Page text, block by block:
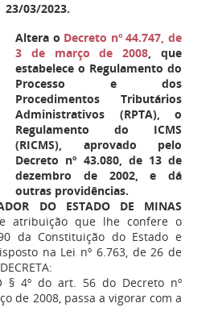
23/03/2023.
Altera o Decreto nº 44.747, de
3 de março de 2008, que
estabelece o Regulamento do
Processo e dos
Procedimentos Tributários
Administrativos (RPTA), o
Regulamento do ICMS
(RICMS), aprovado pelo
Decreto nº 43.080, de 13 de
dezembro de 2002, e dá
outras providências.
DO ESTADO DE MINAS
atribuição que lhe confere o
da Constituição do Estado e
na Lei nº 6.763, de 26 de
4º do art. 56 do Decreto nº
de 2008, passa a vigorar com a